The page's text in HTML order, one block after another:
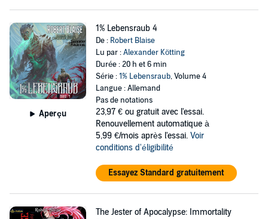
Aperçu
1% Lebensraub 4
De : Robert Blaise
Lu par :Alexander Kötting
Durée : 20 h et 6 min
Série :1% Lebensraub, Volume 4
Langue : Allemand
Pas de notations
23,97 € ou gratuit avec l'essai.
Renouvellement automatique à
5,99 €/mois après l'essai. Voir
conditions d'éligibilité
Essayez Standard gratuitement
The Jester of Apocalypse: Immortality